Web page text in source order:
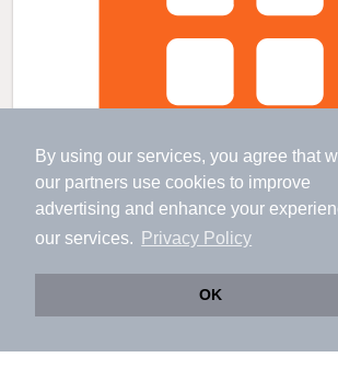
By using our services, you agree that
our partners use cookies to improve
advertising and enhance your
our services.
Privacy Policy
OK
アプリに切り替えて、サクサクお部屋
会員登録なしですぐ使える。マップ検索や
本星崎駅より徒歩3分 築57年8ヶ月 2階建の賃貸物件
本星崎駅 歩3分 （名鉄本線）
本笠寺駅 歩22
笠寺駅 歩25分 （東海道線）
愛知県名古屋市南区星宮町
2階建 / 57年8ヶ月 / 木造